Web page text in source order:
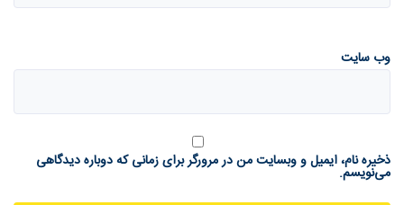
وب‌ سایت
ذخیره نام، ایمیل و وبسایت من در مرورگر برای زمانی که دوباره دیدگاهی
می‌نویسم.